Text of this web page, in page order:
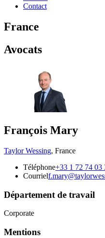
Contact
France
Avocats
François Mary
Taylor Wessing, France
Téléphone+33 1 72 74 03
Courriel
Département de travail
Corporate
Mentions